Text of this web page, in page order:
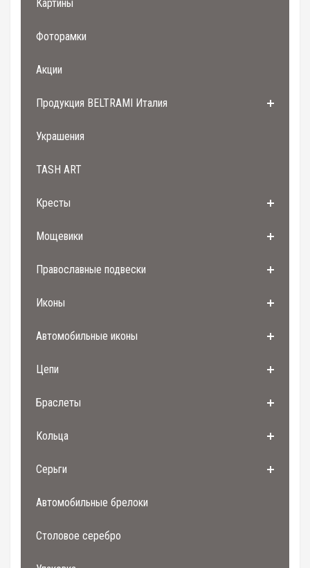
Картины
Фоторамки
Акции
Продукция BELTRAMI Италия
Украшения
TASH ART
Кресты
Мощевики
Православные подвески
Иконы
Автомобильные иконы
Цепи
Браслеты
Кольца
Серьги
Автомобильные брелоки
Столовое серебро